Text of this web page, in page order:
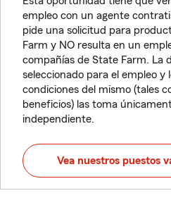
empleo con un agente
pide una solicitud para
Farm y NO resulta en un
compañías de State Farm. La
seleccionado para el empleo y
condiciones del mismo (tales
beneficios) las toma
independiente.
Vea nuestros puestos